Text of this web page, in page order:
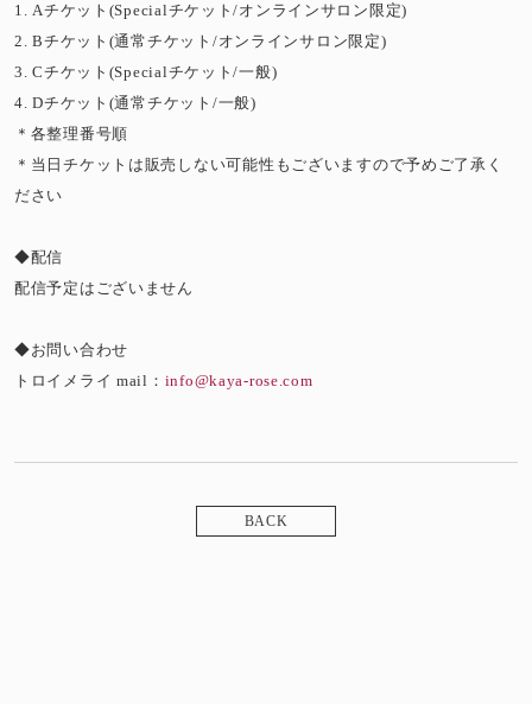
1. Aチケット(Specialチケット/オンラインサロン限定)
2. Bチケット(通常チケット/オンラインサロン限定)
3. Cチケット(Specialチケット/一般)
4. Dチケット(通常チケット/一般)
＊各整理番号順
＊当日チケットは販売しない可能性もございますので予めご了承く
ださい
◆配信
配信予定はございません
◆お問い合わせ
トロイメライ mail： info@kaya-rose.com
BACK